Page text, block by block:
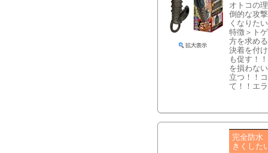
オトコの
倒的な攻
くなりた
特徴＞ト
方を求め
決着を付
も促す！
を損わな
立つ！！
て！！エ
完全防
きくし